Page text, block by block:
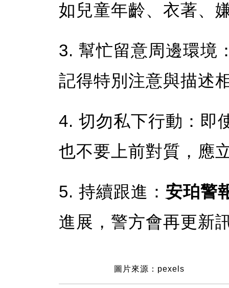
如兒童年齡、衣著、
3. 幫忙留意周邊環境
記得特別注意與描述
4. 切勿私下行動：即
也不要上前對質，應
5. 持續跟進： 安珀警
進展，警方會再更新
圖片來源：pexels